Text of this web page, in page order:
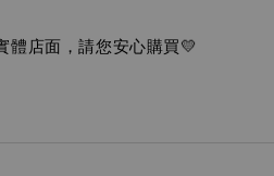
體店面，請您安心購買💛